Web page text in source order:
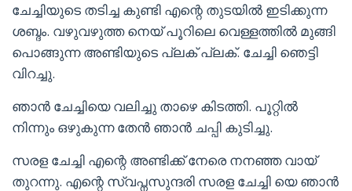
ചേച്ചിയുടെ തടിച്ച കുണ്ടി എന്റെ തുടയിൽ ഇടിക്കുന്ന
ശബ്ദം. വഴുവഴുത്ത നെയ് പൂറിലെ വെള്ളത്തിൽ മുങ്ങി
പൊങ്ങുന്ന അണ്ടിയുടെ പ്ലക് പ്ലക്. ചേച്ചി ഞെട്ടി
വിറച്ചു.
ഞാൻ ചേച്ചിയെ വലിച്ചു താഴെ കിടത്തി. പൂറ്റിൽ
നിന്നും ഒഴുകുന്ന തേൻ ഞാൻ ചപ്പി കുടിച്ചു.
സരള ചേച്ചി എന്റെ അണ്ടിക്ക് നേരെ നനഞ്ഞ വായ്
തുറന്നു. എന്റെ സ്വപ്നസുന്ദരി സരള ചേച്ചി യെ ഞാൻ